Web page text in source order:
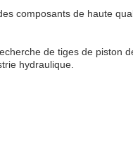
composants de haute
de tiges de piston
hydraulique.